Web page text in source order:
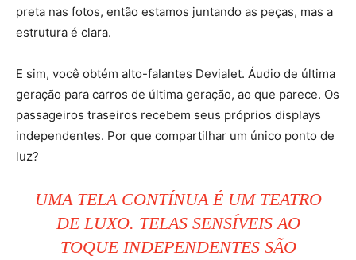
preta nas fotos, então estamos juntando as peças, mas a
estrutura é clara.
E sim, você obtém alto-falantes Devialet. Áudio de última
geração para carros de última geração, ao que parece. Os
passageiros traseiros recebem seus próprios displays
independentes. Por que compartilhar um único ponto de
luz?
UMA TELA CONTÍNUA É UM TEATRO
DE LUXO. TELAS SENSÍVEIS AO
TOQUE INDEPENDENTES SÃO